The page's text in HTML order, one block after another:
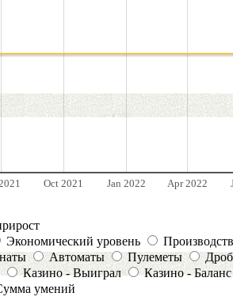
Oct 2021 Jan 2022 Apr 2022
Экономический уровень
Автоматы Пулеметы
Казино - Выиграл
Казино - Баланс
умений